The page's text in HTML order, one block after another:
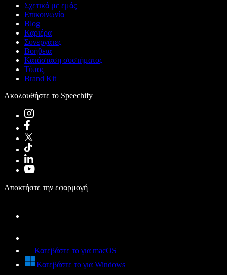
Σχετικά με εμάς
Επικοινωνία
Blog
Καριέρα
Συνεργάτες
Βοήθεια
Κατάσταση συστήματος
Τύπος
Brand Kit
Ακολουθήστε το Speechify
Αποκτήστε την εφαρμογή
Κατεβάστε το για macOS
Κατεβάστε το για Windows